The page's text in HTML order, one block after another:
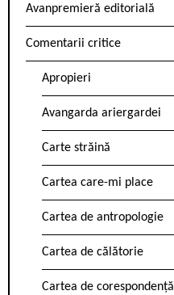
Avanpremieră editorială
Comentarii critice
Apropieri
Avangarda ariergardei
Carte străină
Cartea care-mi place
Cartea de antropologie
Cartea de călătorie
Cartea de corespondență